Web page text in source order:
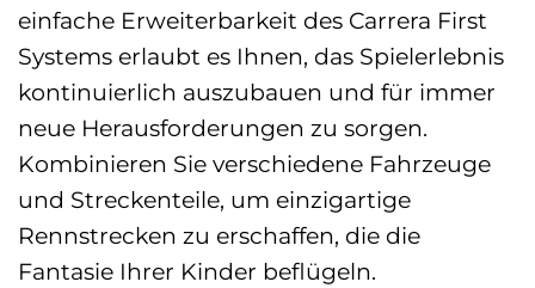
einfache Erweiterbarkeit des Carrera First
Systems erlaubt es Ihnen, das Spielerlebnis
kontinuierlich auszubauen und für immer
neue Herausforderungen zu sorgen.
Kombinieren Sie verschiedene Fahrzeuge
und Streckenteile, um einzigartige
Rennstrecken zu erschaffen, die die
Fantasie Ihrer Kinder beflügeln.